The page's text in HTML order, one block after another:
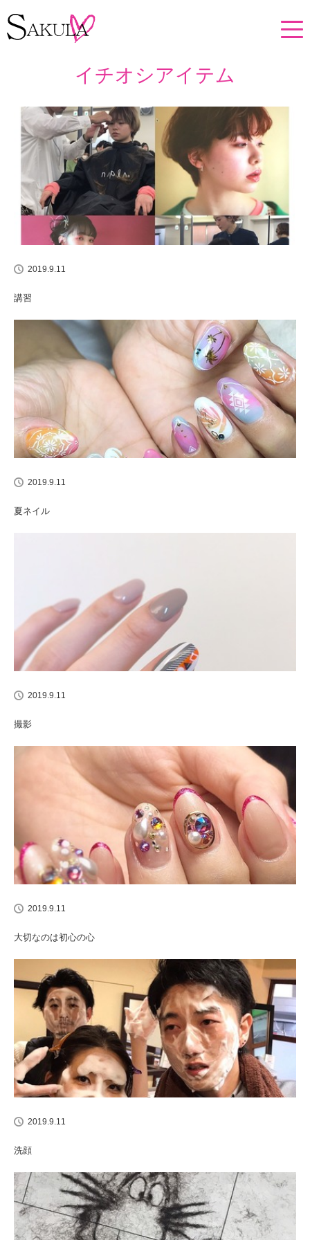
イチオシアイテム
イチオシアイテム
2019.9.11
講習
2019.9.11
夏ネイル
2019.9.11
撮影
2019.9.11
大切なのは初心の心
2019.9.11
洗顔